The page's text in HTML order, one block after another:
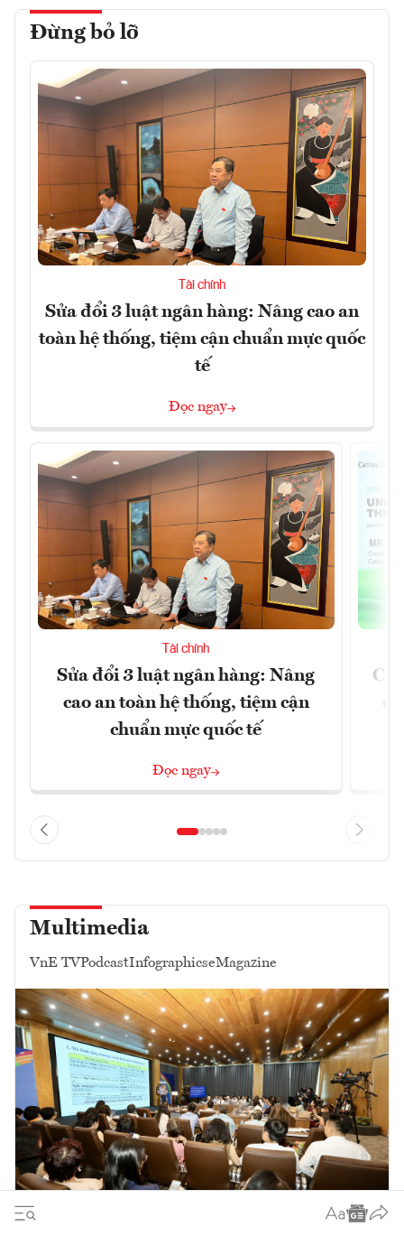
Đừng bỏ lỡ
Tài chính
Sửa đổi 3 luật ngân hàng: Nâng cao an
toàn hệ thống, tiệm cận chuẩn mực quốc
tế
Đọc ngay
Tài chính
Sửa đổi 3 luật ngân hàng: Nâng
cao an toàn hệ thống, tiệm cận
chuẩn mực quốc tế
Đọc ngay
Multimedia
VnE TVPodcastInfographicseMagazine